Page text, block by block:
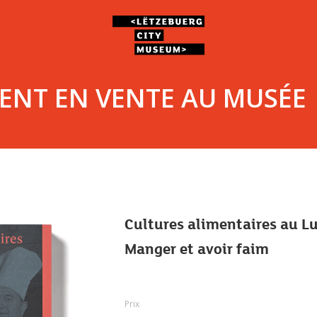
EN VENTE AU MUSÉE
Cultures alimentaires au
Manger et avoir faim
Prix